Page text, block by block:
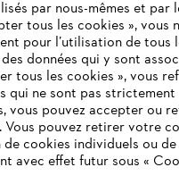
NAVIGATEUR
PLUS PRIS EN
un navigateur Internet que
et certaines fonctionnalités de
correctement. Pour
par nous-mêmes et par
tous les cookies », vous
pour l’utilisation de tous
données qui y sont
tous les cookies », vous
qui ne sont pas strictement
vous pouvez accepter ou
Vous pouvez retirer votre
de cookies individuels ou
avec effet futur sous «